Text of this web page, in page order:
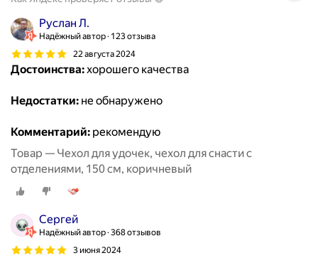
Руслан Л.
Надёжный автор 123 отзыва
22 августа 2024
Достоинства:хорошего качества
Недостатки: не обнаружено
Комментарий: рекомендую
Товар — Чехол для удочек, чехол для снасти с
отделениями, 150 см, коричневый
Сергей
Надёжный автор 368 отзывов
3 июня 2024